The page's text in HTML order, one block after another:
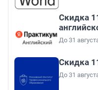
Скидка
До 31
Скидка
До 31